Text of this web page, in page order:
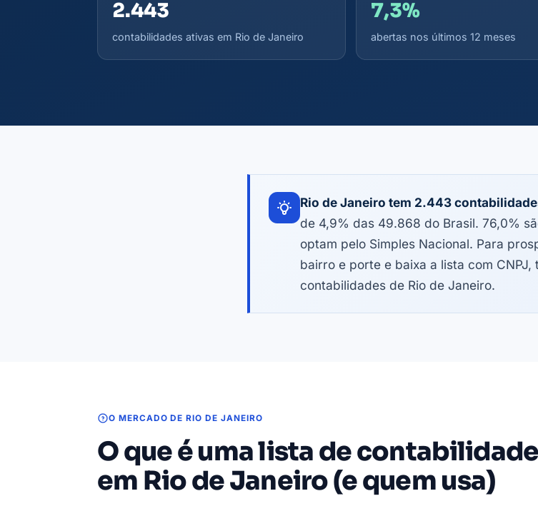
2.443
contabilidades ativas em Rio de Janeiro
7,3%
abertas nos últimos 12 meses
Rio de Janeiro tem 2.443
de 4,9% das 49.868 do Brasil. 76,0%
optam pelo Simples Nacional. Para
bairro e porte e baixa a lista com CNPJ,
contabilidades de Rio de Janeiro.
O MERCADO DE RIO DE JANEIRO
O que é uma lista de
em Rio de Janeiro (e quem usa)